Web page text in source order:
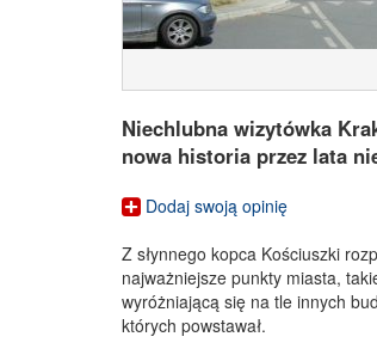
Niechlubna wizytówka
nowa historia przez lata
Dodaj swoją opinię
Z słynnego kopca Kościuszki
najważniejsze punkty miasta,
wyróżniającą się na tle innych
których powstawał.